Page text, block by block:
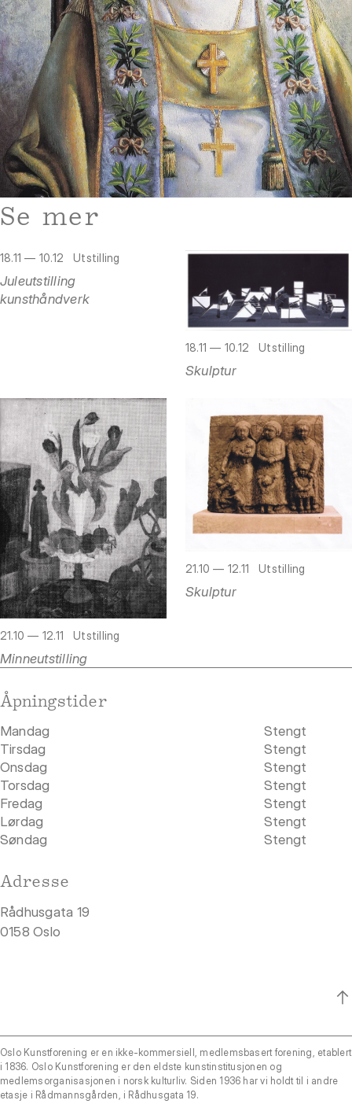
Se mer
18.11 — 10.12 Utstilling
Juleutstilling
kunsthåndverk
18.11 — 10.12 Utstilling
Skulptur
21.10 — 12.11 Utstilling
Minneutstilling
21.10 — 12.11 Utstilling
Skulptur
Åpningstider
Mandag
Stengt
Tirsdag
Stengt
Onsdag
Stengt
Torsdag
Stengt
Fredag
Stengt
Lørdag
Stengt
Søndag
Stengt
Adresse
Rådhusgata 19
0158 Oslo
Oslo Kunstforening er en ikke-kommersiell, medlemsbasert forening, etablert
i 1836. Oslo Kunstforening er den eldste kunstinstitusjonen og
medlemsorganisasjonen i norsk kulturliv. Siden 1936 har vi holdt til i andre
etasje i Rådmannsgården, i Rådhusgata 19.